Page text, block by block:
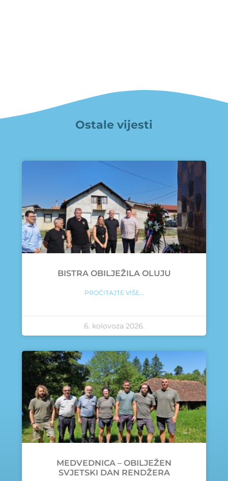
Ostale vijesti
BISTRA OBILJEŽILA OLUJU
PROČITAJTE VIŠE...
6. kolovoza 2026.
MEDVEDNICA – OBILJEŽEN
SVJETSKI DAN RENDŽERA